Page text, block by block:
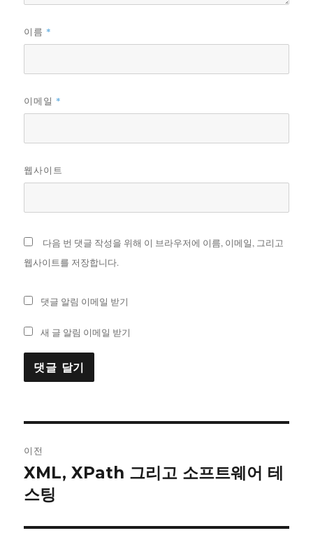
이름 *
이메일 *
웹사이트
다음 번 댓글 작성을 위해 이 브라우저에 이름, 이메일, 그리고
웹사이트를 저장합니다.
댓글 알림 이메일 받기
새 글 알림 이메일 받기
내
비
게
이전
이
전
XML, XPath 그리고 소프트웨어 테
스팅